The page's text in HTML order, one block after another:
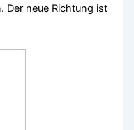
Der neue Richtung ist